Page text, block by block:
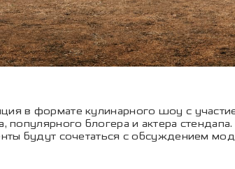
в формате кулинарного шоу с
блогера и актера
будут сочетаться с обсуждением